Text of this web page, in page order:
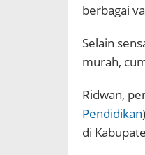
berbagai
Selain
murah,
Ridwan,
Pendidikan
di